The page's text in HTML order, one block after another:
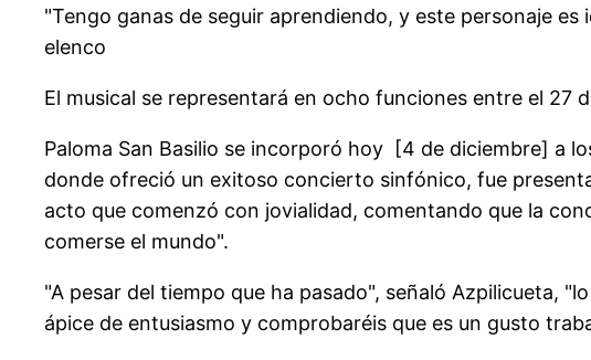
"Tengo ganas de seguir aprendiendo, y este personaje
elenco
El musical se representará en ocho funciones entre el 27
Paloma San Basilio se incorporó hoy [4 de diciembre] a
donde ofreció un exitoso concierto sinfónico, fue
acto que comenzó con jovialidad, comentando que la
comerse el mundo".
"A pesar del tiempo que ha pasado", señaló Azpilicueta,
ápice de entusiasmo y comprobaréis que es un gusto